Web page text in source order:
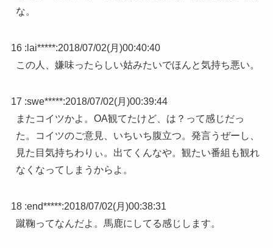
な。
16 : lai*****:2018/07/02(月)00:40:40
この人、嫌味ったらしい姑みたいでほんと気持ち悪い。
17 :swe*****:2018/07/02(月)00:39:44
またコイツかよ。OA観てたけど、は？って感じだっ
た。コイツのご意見、いちいち腹立つ。発言うぜーし、
見た目気持ちわりぃ。出てくんなや。観たい番組も観れ
なくなってしまうからよ。
18 :end*****:2018/07/02(月)00:38:31
蹴鞠ってなんだよ。馬鹿にしてる感じします。